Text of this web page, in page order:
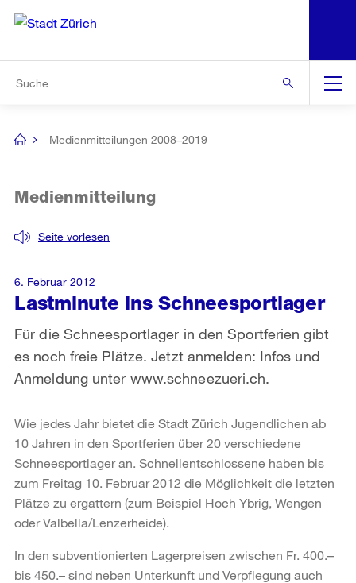
Navigation
[no
Medienmitteilungen 2008–2019
Lastminute ins Schneesportlager
Seite vorlesen
Medienmitteilung
Für die Schneesportlager in den Sportferien gibt
es noch freie Plätze. Jetzt anmelden: Infos und
Anmeldung unter www.schneezueri.ch.
6. Februar 2012
Wie jedes Jahr bietet die Stadt Zürich Jugendlichen ab
10 Jahren in den Sportferien über 20 verschiedene
Schneesportlager an. Schnellentschlossene haben bis
zum Freitag 10. Februar 2012 die Möglichkeit die letzten
Plätze zu ergattern (zum Beispiel Hoch Ybrig, Wengen
oder Valbella/Lenzerheide).
In den subventionierten Lagerpreisen zwischen Fr. 400.–
bis 450.– sind neben Unterkunft und Verpflegung auch